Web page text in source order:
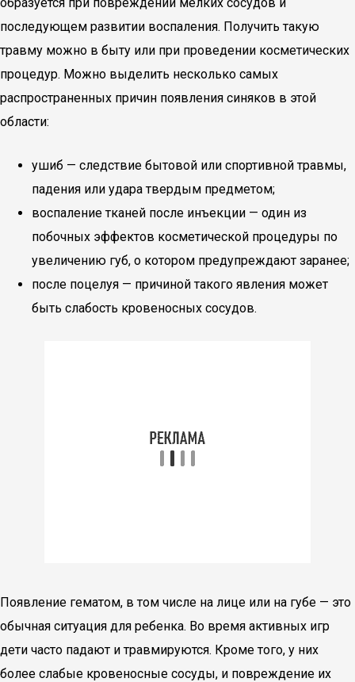
последующем развитии воспаления. Получить такую
травму можно в быту или при проведении косметических
процедур. Можно выделить несколько самых
распространенных причин появления синяков в этой
области:
ушиб — следствие бытовой или спортивной травмы,
падения или удара твердым предметом;
воспаление тканей после инъекции — один из
побочных эффектов косметической процедуры по
увеличению губ, о котором предупреждают заранее;
после поцелуя — причиной такого явления может
быть слабость кровеносных сосудов.
Появление гематом, в том числе на лице или на губе — это
обычная ситуация для ребенка. Во время активных игр
дети часто падают и травмируются. Кроме того, у них
более слабые кровеносные сосуды, и повреждение их